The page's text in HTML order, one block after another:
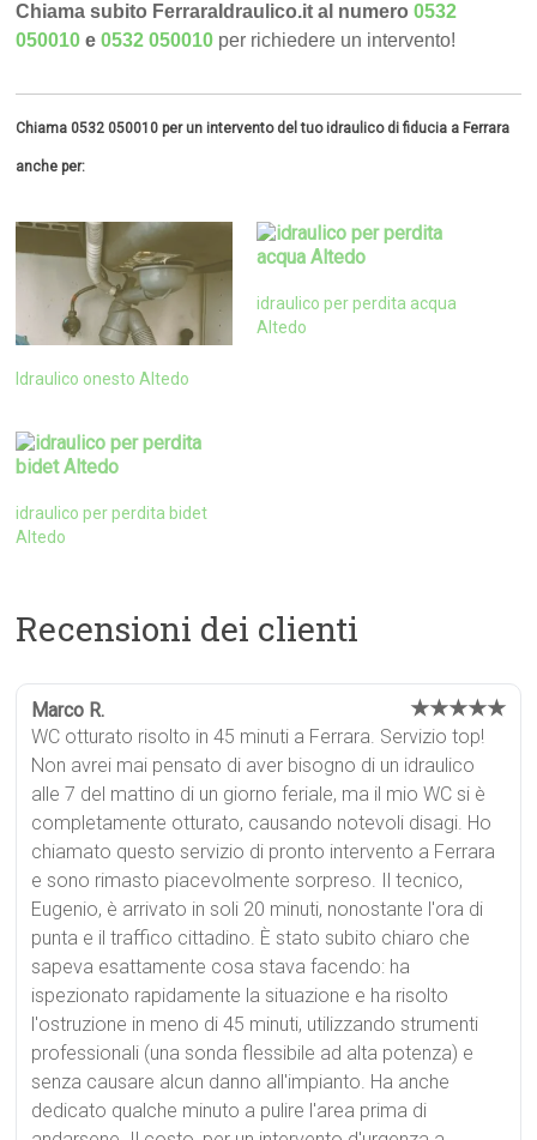
Chiama subito FerraraIdraulico.it al numero0532
050010 e0532 050010 per richiedere un intervento!
Chiama 0532 050010 per un intervento del tuo idraulico di fiducia a Ferrara
anche per:
Idraulico onesto Altedo
idraulico per perdita acqua
Altedo
idraulico per perdita bidet
Altedo
Recensioni dei clienti
Marco R. ★★★★★
WC otturato risolto in 45 minuti a Ferrara. Servizio top!
Non avrei mai pensato di aver bisogno di un idraulico
alle 7 del mattino di un giorno feriale, ma il mio WC si è
completamente otturato, causando notevoli disagi. Ho
chiamato questo servizio di pronto intervento a Ferrara
e sono rimasto piacevolmente sorpreso. Il tecnico,
Eugenio, è arrivato in soli 20 minuti, nonostante l'ora di
punta e il traffico cittadino. È stato subito chiaro che
sapeva esattamente cosa stava facendo: ha
ispezionato rapidamente la situazione e ha risolto
l'ostruzione in meno di 45 minuti, utilizzando strumenti
professionali (una sonda flessibile ad alta potenza) e
senza causare alcun danno all'impianto. Ha anche
dedicato qualche minuto a pulire l'area prima di